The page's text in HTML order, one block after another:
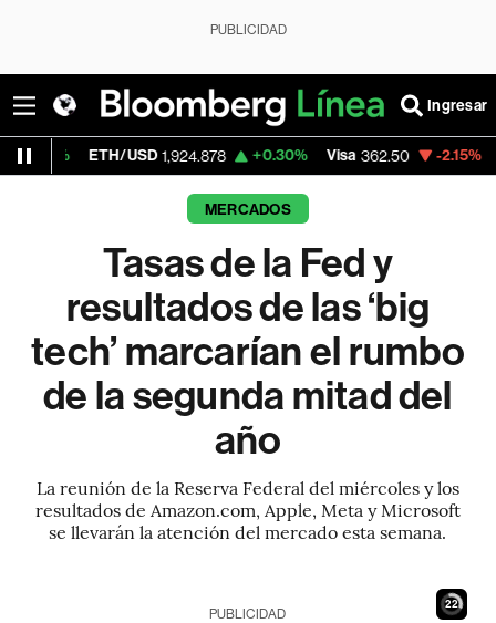
PUBLICIDAD
Ingresar
1,924.878 +0.30% Visa 362.50 -2.15% MercadoLibre
MERCADOS
Tasas de la Fed y
resultados de las ‘big
tech’ marcarían el rumbo
de la segunda mitad del
año
La reunión de la Reserva Federal del miércoles y los
resultados de Amazon.com, Apple, Meta y Microsoft
se llevarán la atención del mercado esta semana.
21
PUBLICIDAD